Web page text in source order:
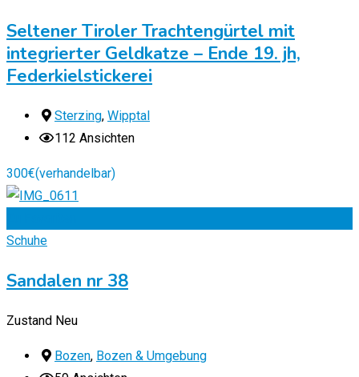
Seltener Tiroler Trachtengürtel mit
integrierter Geldkatze – Ende 19. jh,
Federkielstickerei
Sterzing, Wipptal
112 Ansichten
300€(verhandelbar)
Schuhe
Sandalen nr 38
Zustand Neu
Bozen, Bozen & Umgebung